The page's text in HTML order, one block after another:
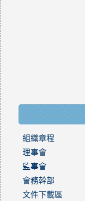
組織章程
理事會
監事會
會務幹部
文件下載區